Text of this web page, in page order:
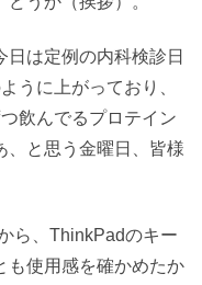
は定例の内科検診日
うに上がっており、
飲んでるプロテイン
、と思う金曜日、皆様
ら、ThinkPadのキー
も使用感を確かめたか